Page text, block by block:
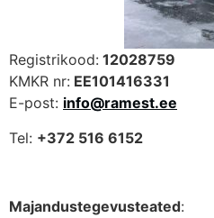
Registrikood: 12028759
KMKR nr: EE101416331
E-post: info@ramest.ee
Tel: +372 516 6152
Majandustegevusteated: